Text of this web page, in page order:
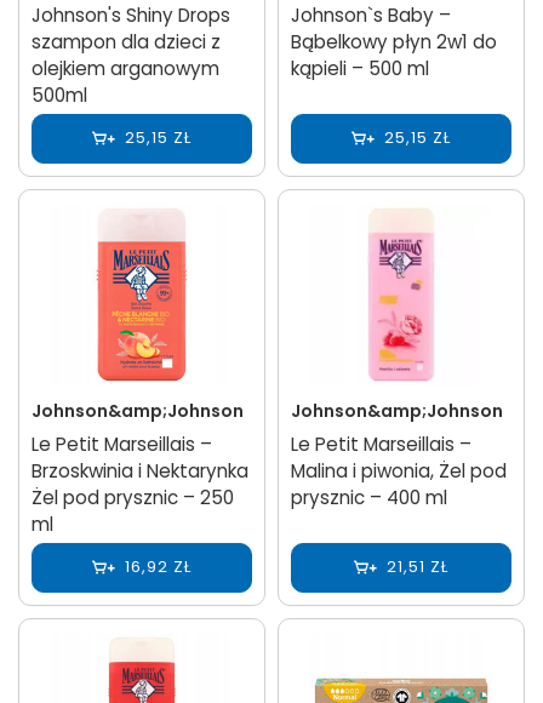
Johnson's Shiny Drops
szampon dla dzieci z
olejkiem arganowym
500ml
25,15 ZŁ
Johnson`s Baby –
Bąbelkowy płyn 2w1 do
kąpieli – 500 ml
25,15 ZŁ
Johnson&amp;Johnson
Le Petit Marseillais –
Brzoskwinia i Nektarynka
Żel pod prysznic – 250
ml
16,92 ZŁ
Johnson&amp;Johnson
Le Petit Marseillais –
Malina i piwonia, Żel pod
prysznic – 400 ml
21,51 ZŁ